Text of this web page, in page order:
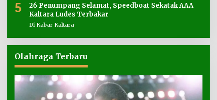
5
26 Penumpang Selamat, Speedboat Sekatak AAA
Kaltara Ludes Terbakar
Di Kabar Kaltara
Olahraga Terbaru